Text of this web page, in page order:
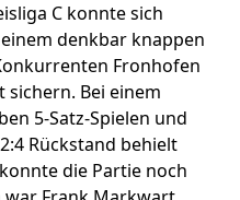
C konnte sich
denkbar knappen
Fronhofen
Bei einem
5-Satz-Spielen und
Rückstand behielt
die Partie noch